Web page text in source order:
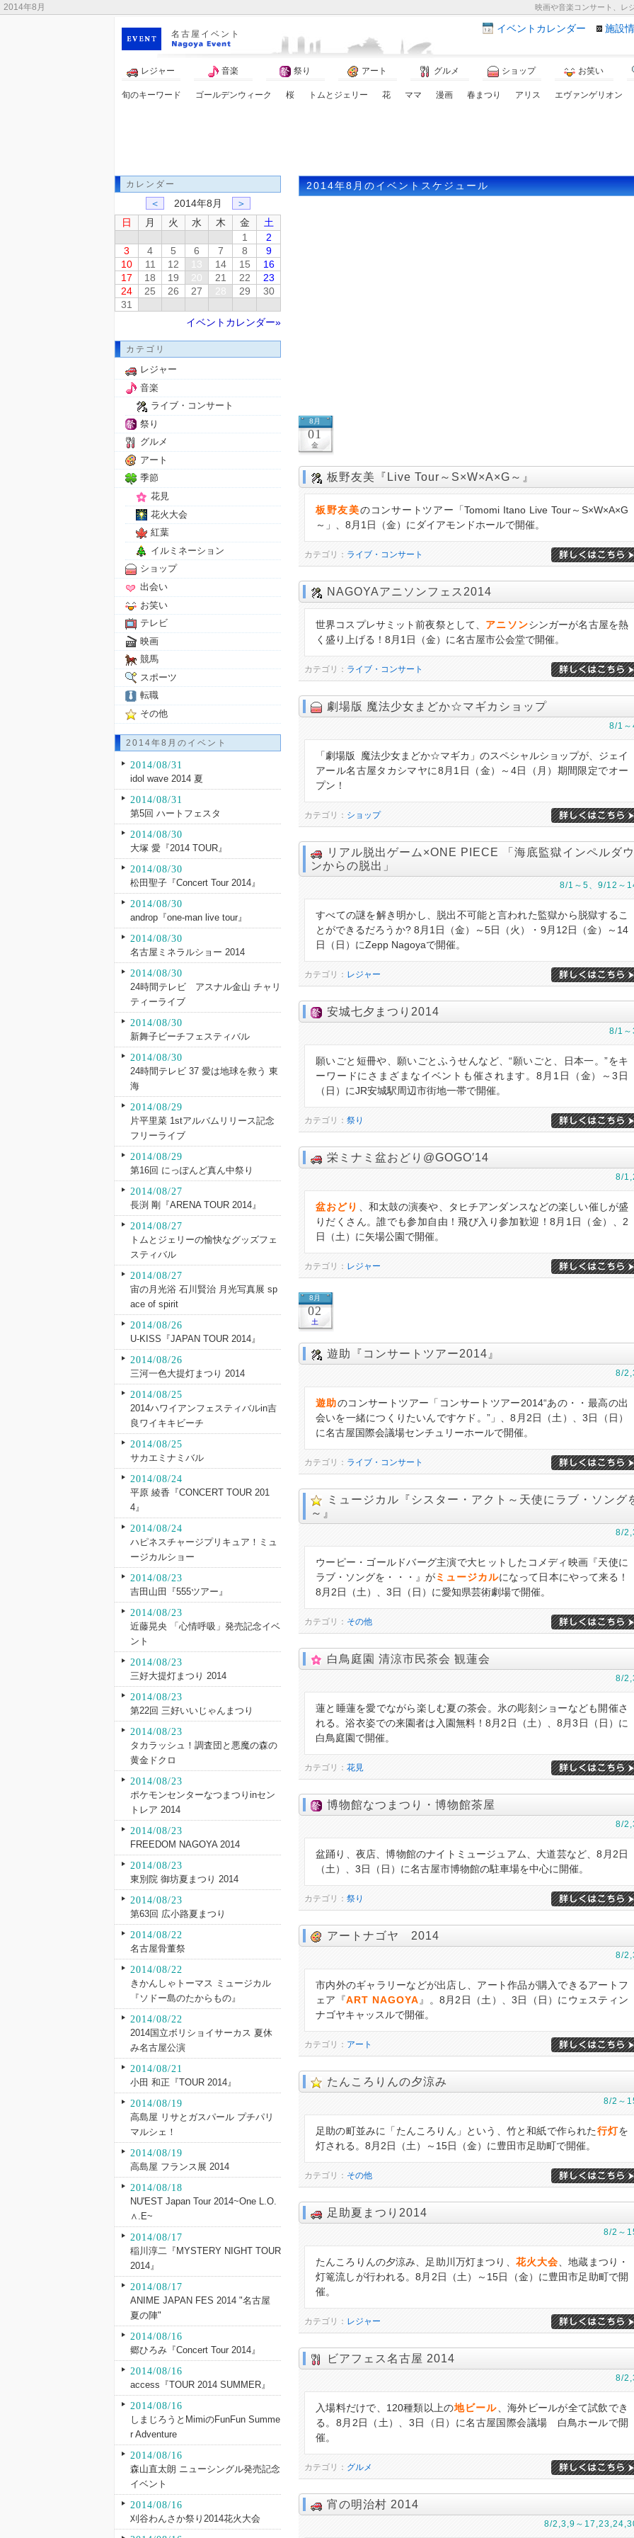
2014年8月 映画や音楽コンサート、レ
名古屋イベント イベント カレンダー 施設
レジャー 音楽 祭り アート グルメ ショップ お笑い
旬のキーワード ゴールデンウィーク 桜 トムとジェリー 花 ママ 漫画 春まつり アリス
エヴァンゲリオン
2014年8月のイベントスケジュール
8月
01
金
板野友美『Live Tour～S×W×A×G～』
板野友美のコンサートツアー「Tomomi Itano Live Tour～S×W×A×G
～」、8月1日（金）にダイアモンドホールで開催。
カテゴリ： ライブ・コンサート
NAGOYAアニソンフェス2014
世界コスプレサミット前夜祭として、 アニソンシンガーが名古屋を熱
く盛り上げる！8月1日（金）に名古屋市公会堂で開催。
カテゴリ： ライブ・コンサート
劇場版 魔法少女まどか☆マギカショップ
8/1
「劇場版 魔法少女まどか☆マギカ」のスペシャルショップが、ジェイ
アール名古屋タカシマヤに8月1日（金）～4日（月）期間限定でオー
プン！
カテゴリ： ショップ
リアル脱出ゲーム×ONE PIECE 「海底監獄インペルダウ
ンからの脱出」
8/1～5、9/12～
すべての謎を解き明かし、脱出不可能と言われた監獄から脱獄するこ
とができるだろうか? 8月1日（金）～5日（火）・9月12日（金）～14
日（日）にZepp Nagoyaで開催。
カテゴリ： レジャー
安城七夕まつり2014
8/1
願いごと短冊や、願いごとふうせんなど、“願いごと、日本一。”をキ
ーワードにさまざまなイベントも催されます。8月1日（金）～3日
（日）にJR安城駅周辺市街地一帯で開催。
カテゴリ： 祭り
栄ミナミ盆おどり@GOGO′14
8/
盆おどり
、和太鼓の演奏や、タヒチアンダンスなどの楽しい催しが盛
りだくさん。誰でも参加自由！飛び入り参加歓迎！8月1日（金）、2
日（土）に矢場公園で開催。
カテゴリ： レジャー
8月
02
土
遊助『コンサートツアー2014』
8/
遊助のコンサートツアー「コンサートツアー2014“あの・・最高の出
会いを一緒につくりたいんですケド。”」、8月2日（土）、3日（日）
に名古屋国際会議場センチュリーホールで開催。
カテゴリ： ライブ・コンサート
ミュージカル『シスター・アクト～天使にラブ・ソング
～』
8/
ウーピー・ゴールドバーグ主演で大ヒットしたコメディ映画『天使に
ラブ・ソングを・・・』がミュージカルになって日本にやって来る！
8月2日（土）、3日（日）に愛知県芸術劇場で開催。
カテゴリ： その他
白鳥庭園 清涼市民茶会 観蓮会
8/
蓮と睡蓮を愛でながら楽しむ夏の茶会。氷の彫刻ショーなども開催さ
れる。浴衣姿での来園者は入園無料！8月2日（土）、8月3日（日）に
白鳥庭園で開催。
カテゴリ： 花見
博物館なつまつり・博物館茶屋
8/
盆踊り、夜店、博物館のナイトミュージュアム、大道芸など、8月2日
（土）、3日（日）に名古屋市博物館の駐車場を中心に開催。
カテゴリ： 祭り
アートナゴヤ 2014
8/
市内外のギャラリーなどが出店し、アート作品が購入できるアートフ
ェア『ART NAGOYA 』。8月2日（土）、3日（日）にウェスティン
ナゴヤキャッスルで開催。
カテゴリ： アート
たんころりんの夕涼み
8/2～
足助の町並みに「たんころりん」という、竹と和紙で作られた行灯を
灯される。8月2日（土）～15日（金）に豊田市足助町で開催。
カテゴリ： その他
足助夏まつり2014
8/2～
たんころりんの夕涼み、足助川万灯まつり、 花火大会 、地蔵まつり・
灯篭流しが行われる。8月2日（土）～15日（金）に豊田市足助町で開
催。
カテゴリ： レジャー
ビアフェス名古屋 2014
8/
入場料だけで、120種類以上の地ビール 、海外ビールが全て試飲でき
る。8月2日（土）、3日（日）に名古屋国際会議場 白鳥ホールで開
催。
カテゴリ： グルメ
宵の明治村 2014
8/2,3,9～
カレンダー
＜ 2014年8月
＞
日
月 火 水 木 金
土
1
2
3
4 5 6 7 8
9
10
11 12 13 14 15
16
17
18 19 20 21 22
23
24
25 26 27 28 29
30
31
イベントカレンダー»
カテゴリ
レジャー
音楽
ライブ・コンサート
祭り
グルメ
アート
季節
花見
花火大会
紅葉
イルミネーション
ショップ
出会い
お笑い
テレビ
映画
競馬
スポーツ
転職
その他
2014年8月のイベント
2014/08/31
idol wave 2014 夏
2014/08/31
第5回 ハートフェスタ
2014/08/30
大塚 愛『2014 TOUR』
2014/08/30
松田聖子『Concert Tour 2014』
2014/08/30
androp『one-man live tour』
2014/08/30
名古屋ミネラルショー 2014
2014/08/30
24時間テレビ アスナル金山 チャリ
ティーライブ
2014/08/30
新舞子ビーチフェスティバル
2014/08/30
24時間テレビ 37 愛は地球を救う 東
海
2014/08/29
片平里菜 1stアルバムリリース記念
フリーライブ
2014/08/29
第16回 にっぽんど真ん中祭り
2014/08/27
長渕 剛『ARENA TOUR 2014』
2014/08/27
トムとジェリーの愉快なグッズフェ
スティバル
2014/08/27
宙の月光浴 石川賢治 月光写真展 sp
ace of spirit
2014/08/26
U-KISS『JAPAN TOUR 2014』
2014/08/26
三河一色大提灯まつり 2014
2014/08/25
2014ハワイアンフェスティバルin吉
良ワイキキビーチ
2014/08/25
サカエミナミバル
2014/08/24
平原 綾香『CONCERT TOUR 201
4』
2014/08/24
ハピネスチャージプリキュア！ミュ
ージカルショー
2014/08/23
吉田山田『555ツアー』
2014/08/23
近藤晃央 「心情呼吸」発売記念イベ
ント
2014/08/23
三好大提灯まつり 2014
2014/08/23
第22回 三好いいじゃんまつり
2014/08/23
タカラッシュ！調査団と悪魔の森の
黄金ドクロ
2014/08/23
ポケモンセンターなつまつりinセン
トレア 2014
2014/08/23
FREEDOM NAGOYA 2014
2014/08/23
東別院 御坊夏まつり 2014
2014/08/23
第63回 広小路夏まつり
2014/08/22
名古屋骨董祭
2014/08/22
きかんしゃトーマス ミュージカル
『ソドー島のたからもの』
2014/08/22
2014国立ボリショイサーカス 夏休
み名古屋公演
2014/08/21
小田 和正『TOUR 2014』
2014/08/19
高島屋 リサとガスパール プチパリ
マルシェ！
2014/08/19
高島屋 フランス展 2014
2014/08/18
NU'EST Japan Tour 2014~One L.O.
∧.E~
2014/08/17
稲川淳二『MYSTERY NIGHT TOUR
2014』
2014/08/17
ANIME JAPAN FES 2014 "名古屋
夏の陣"
2014/08/16
郷ひろみ『Concert Tour 2014』
2014/08/16
access『TOUR 2014 SUMMER』
2014/08/16
しまじろうとMimiのFunFun Summe
r Adventure
2014/08/16
森山直太朗 ニューシングル発売記念
イベント
2014/08/16
刈谷わんさか祭り2014花火大会